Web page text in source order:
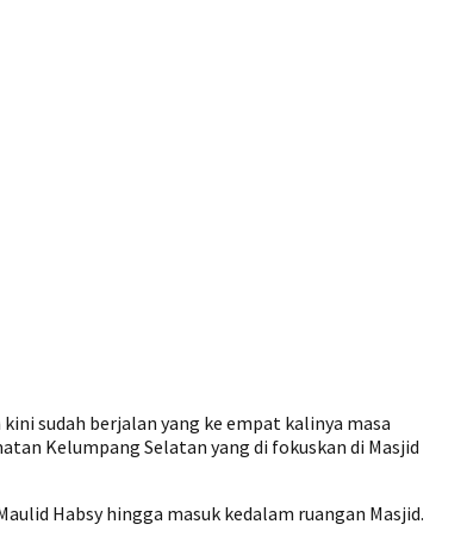
sudah berjalan yang ke empat kalinya masa
Kelumpang Selatan yang di fokuskan di Masjid
Habsy hingga masuk kedalam ruangan Masjid.